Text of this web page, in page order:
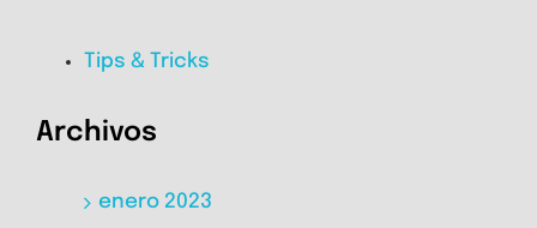
Tips & Tricks
Archivos
enero 2023